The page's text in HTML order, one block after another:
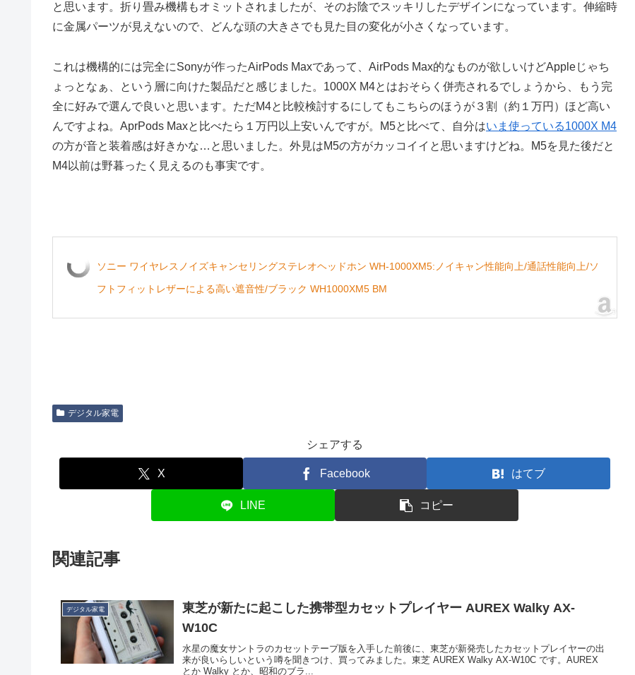
と思います。折り畳み機構もオミットされましたが、そのお陰でスッキリしたデザインになっています。伸縮時
に金属パーツが見えないので、どんな頭の大きさでも見た目の変化が小さくなっています。
これは機構的には完全にSonyが作ったAirPods Maxであって、AirPods Max的なものが欲しいけどAppleじゃち
ょっとなぁ、という層に向けた製品だと感じました。1000X M4とはおそらく併売されるでしょうから、もう完
全に好みで選んで良いと思います。ただM4と比較検討するにしてもこちらのほうが３割（約１万円）ほど高い
んですよね。AprPods Maxと比べたら１万円以上安いんですが。M5と比べて、自分はいま使っている1000X M4
の方が音と装着感は好きかな…と思いました。外見はM5の方がカッコイイと思いますけどね。M5を見た後だと
M4以前は野暮ったく見えるのも事実です。
ソニー ワイヤレスノイズキャンセリングステレオヘッドホン WH-1000XM5:ノイキャン性能向上/通話性能向上/ソ
フトフィットレザーによる高い遮音性/ブラック WH1000XM5 BM
デジタル家電
シェアする
X Facebook はてブ
LINE コピー
関連記事
デジタル家電
東芝が新たに起こした携帯型カセットプレイヤー AUREX Walky AX-
W10C
水星の魔女サントラのカセットテープ版を入手した前後に、東芝が新発売したカセットプレイヤーの出
来が良いらしいという噂を聞きつけ、買ってみました。東芝 AUREX Walky AX-W10C です。AUREX
とか Walky とか、昭和のブラ...